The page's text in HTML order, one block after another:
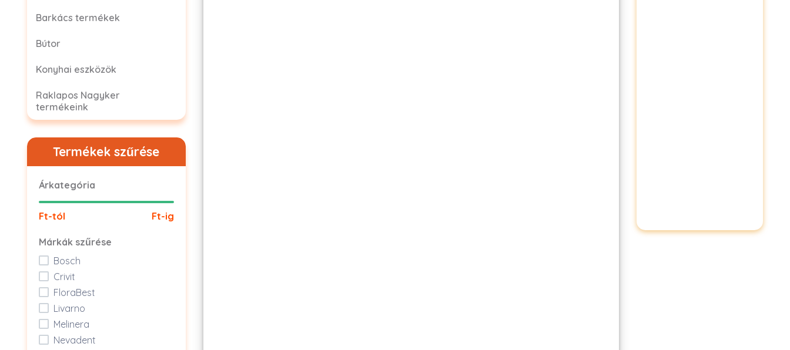
Barkács termékek
Bútor
Konyhai eszközök
Raklapos Nagyker
termékeink
Termékek szűrése
Árkategória
Ft-tól Ft-ig
Márkák szűrése
Bosch
Crivit
FloraBest
Livarno
Melinera
Nevadent